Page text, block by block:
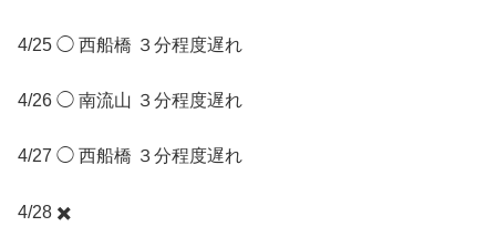
4/25 ◯ 西船橋 ３分程度遅れ
4/26 ◯ 南流山 ３分程度遅れ
4/27 ◯ 西船橋 ３分程度遅れ
4/28 ✖️